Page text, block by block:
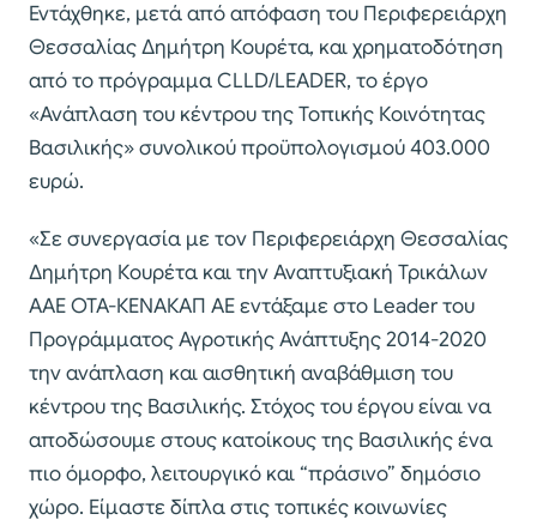
Εντάχθηκε, μετά από απόφαση του Περιφερειάρχη
Θεσσαλίας Δημήτρη Κουρέτα, και χρηματοδότηση
από το πρόγραμμα CLLD/LEADER, το έργο
«Ανάπλαση του κέντρου της Τοπικής Κοινότητας
Βασιλικής» συνολικού προϋπολογισμού 403.000
ευρώ.
«Σε συνεργασία με τον Περιφερειάρχη Θεσσαλίας
Δημήτρη Κουρέτα και την Αναπτυξιακή Τρικάλων
ΑΑΕ ΟΤΑ-ΚΕΝΑΚΑΠ ΑΕ εντάξαμε στο Leader του
Προγράμματος Αγροτικής Ανάπτυξης 2014-2020
την ανάπλαση και αισθητική αναβάθμιση του
κέντρου της Βασιλικής. Στόχος του έργου είναι να
αποδώσουμε στους κατοίκους της Βασιλικής ένα
πιο όμορφο, λειτουργικό και “πράσινο” δημόσιο
χώρο. Είμαστε δίπλα στις τοπικές κοινωνίες